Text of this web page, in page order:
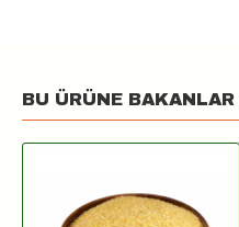
BU ÜRÜNE